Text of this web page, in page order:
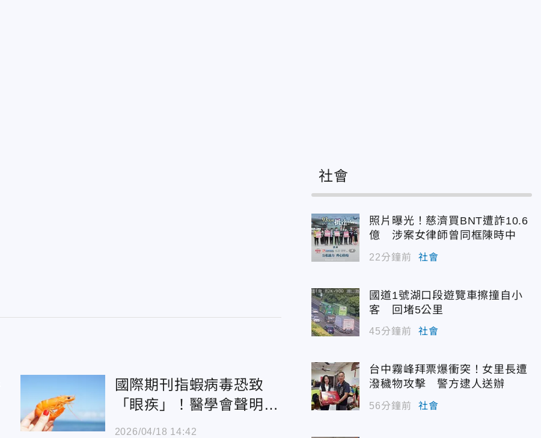
國際期刊指蝦病毒恐致
「眼疾」！醫學會聲明：
台無確診病例
2026/04/18 14:42
社會
照片曝光！慈濟買BNT遭詐10.6
億 涉案女律師曾同框陳時中
22分鐘前 社會
國道1號湖口段遊覽車擦撞自小
客 回堵5公里
45分鐘前 社會
台中霧峰拜票爆衝突！女里長遭
潑穢物攻擊 警方逮人送辦
56分鐘前 社會